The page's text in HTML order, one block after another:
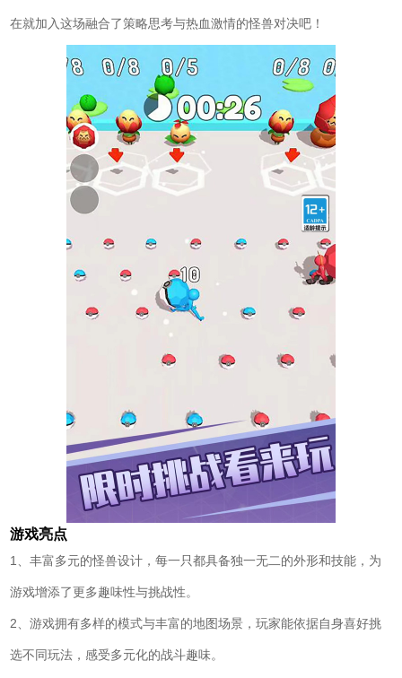
在就加入这场融合了策略思考与热血激情的怪兽对决吧！
游戏亮点
1、丰富多元的怪兽设计，每一只都具备独一无二的外形和技能，为
游戏增添了更多趣味性与挑战性。
2、游戏拥有多样的模式与丰富的地图场景，玩家能依据自身喜好挑
选不同玩法，感受多元化的战斗趣味。